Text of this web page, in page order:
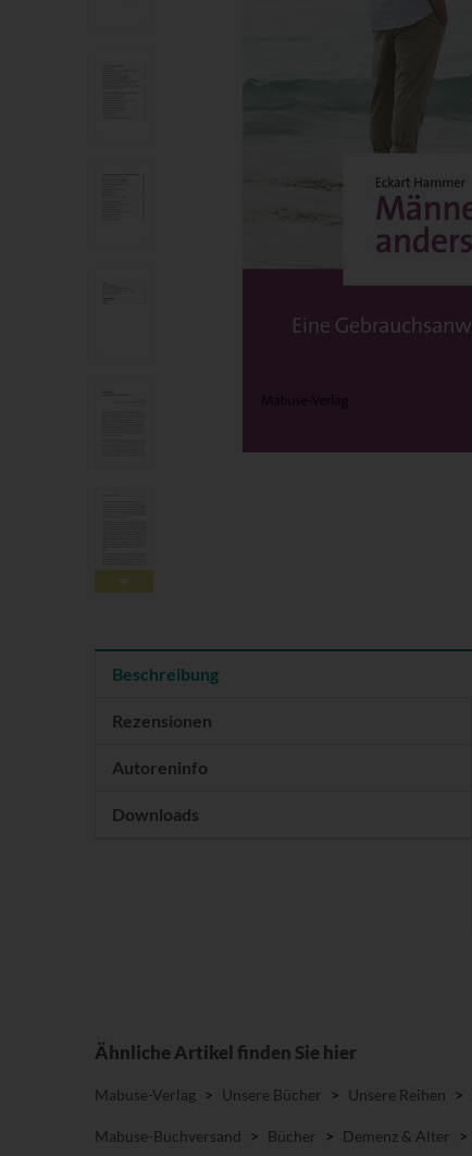
Beschreibung
Rezensionen
Autoreninfo
Downloads
Ähnliche Artikel finden Sie hier
Mabuse-Verlag > Unsere Bücher > Unsere Reihen >
Mabuse-Buchversand > Bücher > Demenz & Alter >